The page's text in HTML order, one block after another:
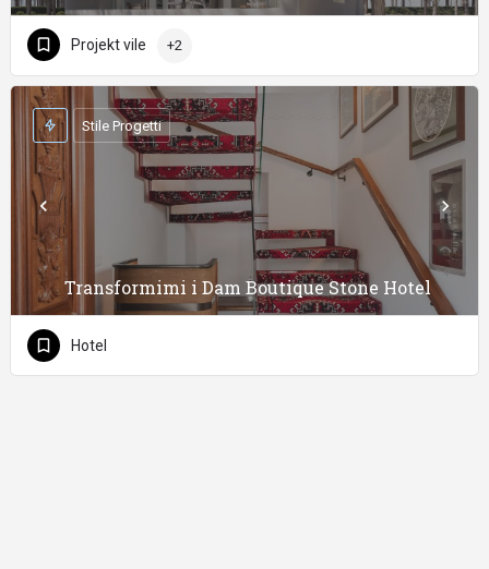
Projekt vile +2
Transformimi i Dam Boutique Stone Hotel
Stile Progetti
Hotel